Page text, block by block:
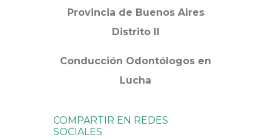
Provincia de Buenos Aires
Distrito II
Conducción Odontólogos en
Lucha
COMPARTIR EN REDES
SOCIALES